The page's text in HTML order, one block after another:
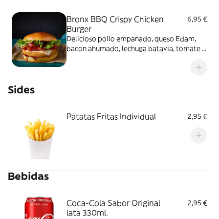
Bronx BBQ Crispy Chicken
Burger
6,95 €
Delicioso pollo empanado, queso Edam,
bacon ahumado, lechuga batavia, tomate y
Sides
Patatas Fritas Individual 2,95 €
Bebidas
Coca-Cola Sabor Original
lata 330ml.
2,95 €